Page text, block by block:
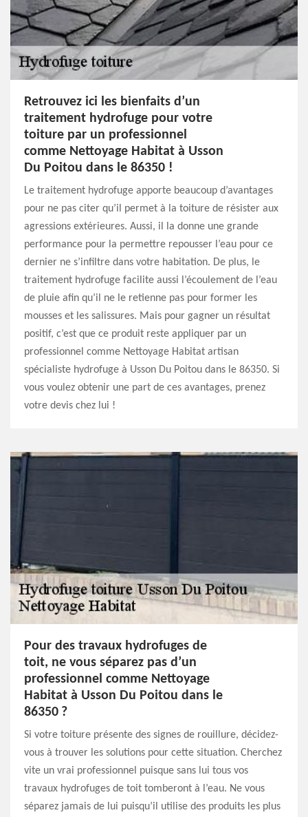
Retrouvez ici les bienfaits d’un
traitement hydrofuge pour votre
toiture par un professionnel
comme Nettoyage Habitat à Usson
Du Poitou dans le 86350 !
Le traitement hydrofuge apporte beaucoup d’avantages
pour ne pas citer qu’il permet à la toiture de résister aux
agressions extérieures. Aussi, il la donne une grande
performance pour la permettre repousser l’eau pour ce
dernier ne s’infiltre dans votre habitation. De plus, le
traitement hydrofuge facilite aussi l’écoulement de l’eau
de pluie afin qu’il ne le retienne pas pour former les
mousses et les salissures. Mais pour gagner un résultat
positif, c’est que ce produit reste appliquer par un
professionnel comme Nettoyage Habitat artisan
spécialiste hydrofuge à Usson Du Poitou dans le 86350. Si
vous voulez obtenir une part de ces avantages, prenez
votre devis chez lui !
Pour des travaux hydrofuges de
toit, ne vous séparez pas d’un
professionnel comme Nettoyage
Habitat à Usson Du Poitou dans le
86350 ?
Si votre toiture présente des signes de rouillure, décidez-
vous à trouver les solutions pour cette situation. Cherchez
vite un vrai professionnel puisque sans lui tous vos
travaux hydrofuges de toit tomberont à l’eau. Ne vous
séparez jamais de lui puisqu’il utilise des produits les plus